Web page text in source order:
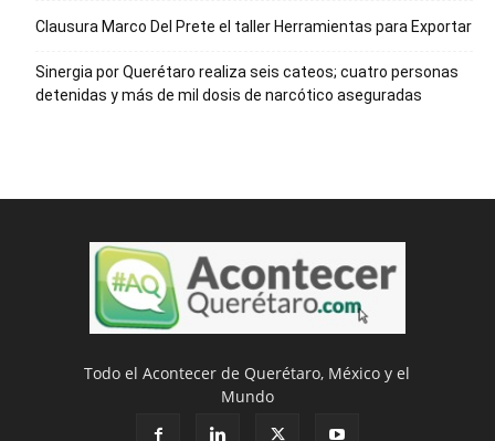
Clausura Marco Del Prete el taller Herramientas para Exportar
Sinergia por Querétaro realiza seis cateos; cuatro personas
detenidas y más de mil dosis de narcótico aseguradas
Todo el Acontecer de Querétaro, México y el
Mundo